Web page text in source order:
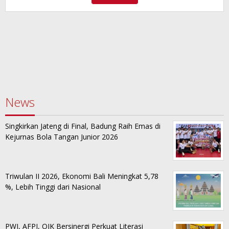
News
Singkirkan Jateng di Final, Badung Raih Emas di
Kejurnas Bola Tangan Junior 2026
Triwulan II 2026, Ekonomi Bali Meningkat 5,78
%, Lebih Tinggi dari Nasional
PWI, AFPI, OJK Bersinergi Perkuat Literasi